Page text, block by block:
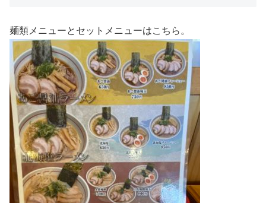
麺類メニューとセットメニューはこちら。